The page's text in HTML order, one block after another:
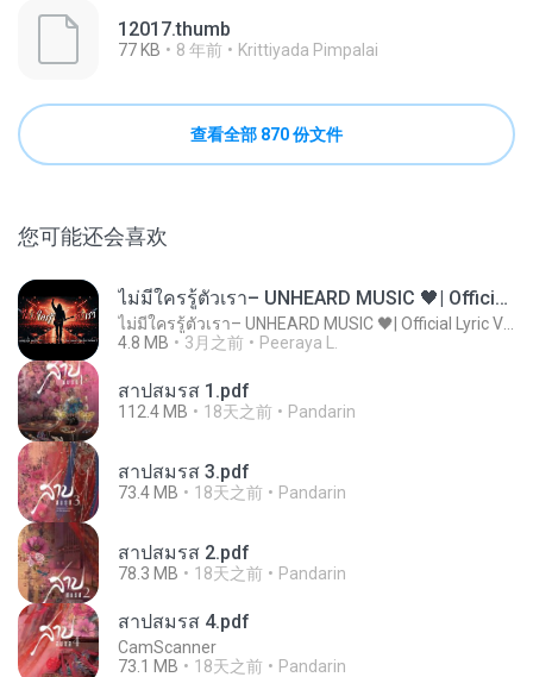
12017.thumb
77 KB 8 年前 Krittiyada Pimpalai
查看全部 870 份文件
您可能还会喜欢
ไม่มีใครรู้ตัวเรา– UNHEARD MUSIC 🖤| Official Lyric Video | เพลงสู้ชีวิต
4.8 MB
3月之前 Peeraya L.
สาปสมรส 1.pdf
112.4 MB 18天之前 Pandarin
สาปสมรส 3.pdf
73.4 MB 18天之前 Pandarin
สาปสมรส 2.pdf
78.3 MB 18天之前 Pandarin
สาปสมรส 4.pdf
CamScanner
73.1 MB
18天之前 Pandarin